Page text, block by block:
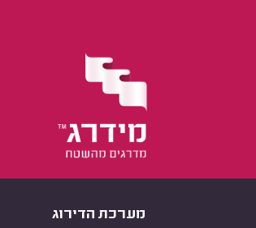
מערכת הדירוג